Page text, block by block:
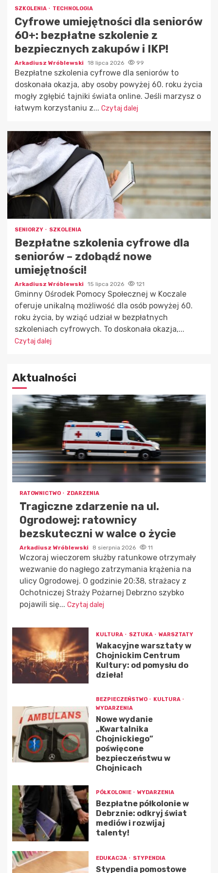
SZKOLENIA TECHNOLOGIA
Cyfrowe umiejętności dla seniorów
60+: bezpłatne szkolenie z
bezpiecznych zakupów i IKP!
Arkadiusz Wróblewski 18 lipca 2026 99
Bezpłatne szkolenia cyfrowe dla seniorów to
doskonała okazja, aby osoby powyżej 60. roku życia
mogły zgłębić tajniki świata online. Jeśli marzysz o
łatwym korzystaniu z... Czytaj dalej
SENIORZY SZKOLENIA
Bezpłatne szkolenia cyfrowe dla
seniorów – zdobądź nowe
umiejętności!
Arkadiusz Wróblewski 15 lipca 2026 121
Gminny Ośrodek Pomocy Społecznej w Koczale
oferuje unikalną możliwość dla osób powyżej 60.
roku życia, by wziąć udział w bezpłatnych
szkoleniach cyfrowych. To doskonała okazja,...
Czytaj dalej
Aktualności
RATOWNICTWO ZDARZENIA
Tragiczne zdarzenie na ul.
Ogrodowej: ratownicy
bezskuteczni w walce o życie
Arkadiusz Wróblewski 8 sierpnia 2026 11
Wczoraj wieczorem służby ratunkowe otrzymały
wezwanie do nagłego zatrzymania krążenia na
ulicy Ogrodowej. O godzinie 20:38, strażacy z
Ochotniczej Straży Pożarnej Debrzno szybko
pojawili się... Czytaj dalej
KULTURA SZTUKA WARSZTATY
Wakacyjne warsztaty w
Chojnickim Centrum
Kultury: od pomysłu do
dzieła!
BEZPIECZEŃSTWO
KULTURA
WYDARZENIA
Nowe wydanie
„Kwartalnika
Chojnickiego”
poświęcone
bezpieczeństwu w
Chojnicach
PÓŁKOLONIE WYDARZENIA
Bezpłatne półkolonie w
Debrznie: odkryj świat
mediów i rozwijaj
talenty!
EDUKACJA STYPENDIA
Stypendia pomostowe